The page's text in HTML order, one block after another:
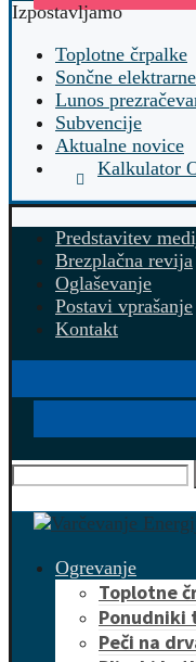
Izpostavljamo
Toplotne črpalke
Sončne elektrarne
Lunos
Subvencije
Aktualne novice
Kalkulator
Predstavitev
Brezplačna revija
Oglaševanje
Postavi vprašanje
Kontakt
Ogrevanje
Toplotne
Ponudniki
Peči na